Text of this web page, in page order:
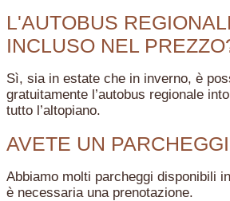
L'AUTOBUS
INCLUSO NEL
Sì, sia in estate che in inverno, è
gratuitamente l’autobus regionale
tutto l’altopiano.
AVETE UN
Abbiamo molti parcheggi disponibili
è necessaria una prenotazione.